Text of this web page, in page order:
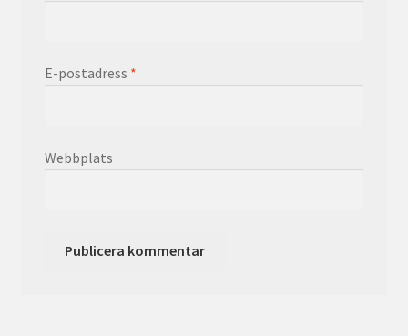
E-postadress *
Webbplats